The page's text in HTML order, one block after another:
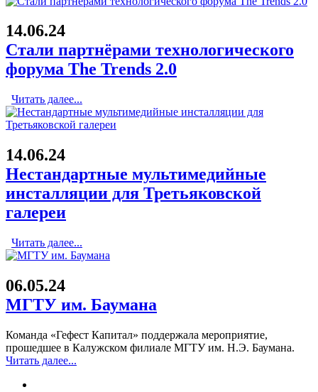
14.06.24
Стали партнёрами технологического
форума The Trends 2.0
Читать далее...
14.06.24
Нестандартные мультимедийные
инсталляции для Третьяковской
галереи
Читать далее...
06.05.24
МГТУ им. Баумана
Команда «Гефест Капитал» поддержала мероприятие,
прошедшее в Калужском филиале МГТУ им. Н.Э. Баумана.
Читать далее...